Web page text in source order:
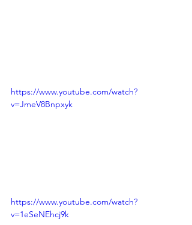
https://www.youtube.com/watch?
v=JmeV8Bnpxyk
https://www.youtube.com/watch?
v=1eSeNEhcj9k